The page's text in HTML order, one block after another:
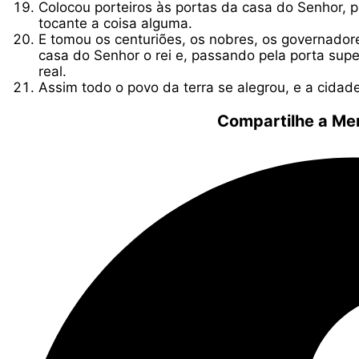
Colocou porteiros às portas da casa do Senhor,
tocante a coisa alguma.
E tomou os centuriões, os nobres, os
casa do Senhor o rei e, passando pela porta
real.
Assim todo o povo da terra se alegrou, e a
Compartilhe a